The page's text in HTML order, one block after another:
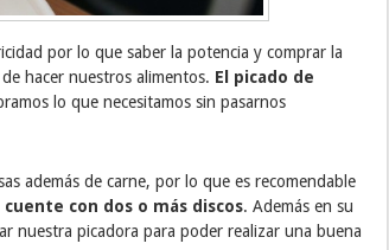
por lo que saber la potencia y comprar la
hacer nuestros alimentos. El picado de
lo que necesitamos sin pasarnos
además de carne, por lo que es recomendable
cuente con dos o más discos. Además en su
nuestra picadora para poder realizar una buena